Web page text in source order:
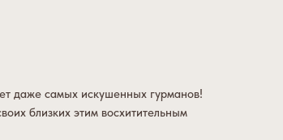
даже самых искушенных гурманов!
близких этим восхитительным